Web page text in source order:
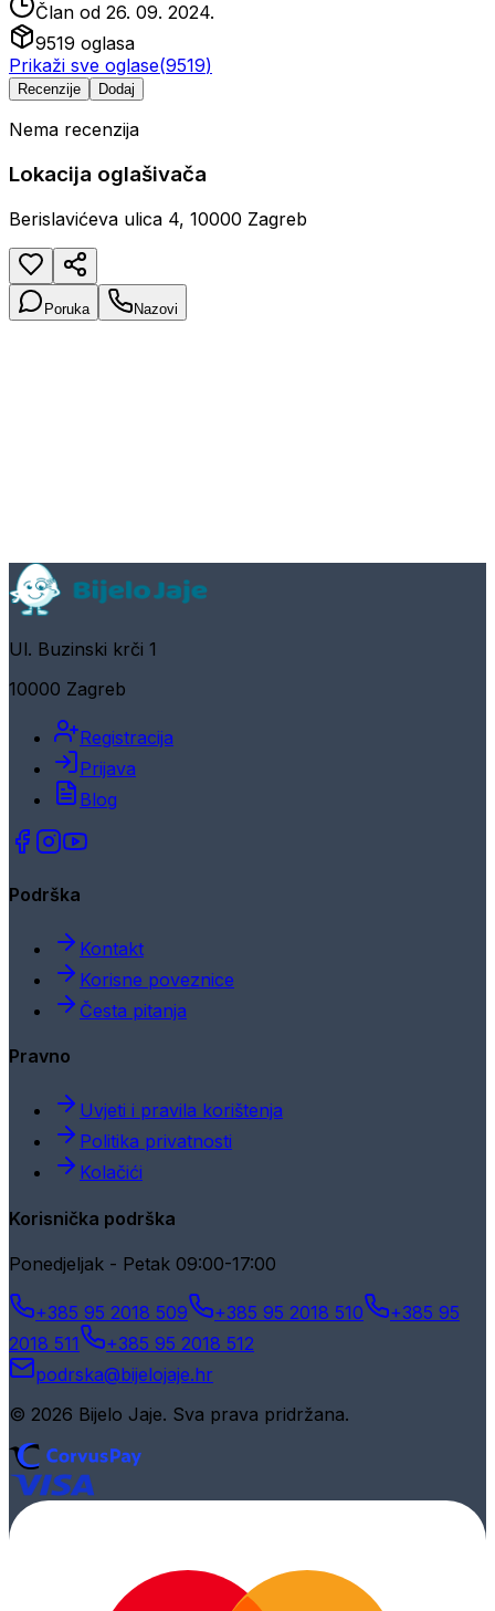
Član od 26. 09. 2024.
9519 oglasa
Prikaži sve oglase(9519)
Recenzije Dodaj
Nema recenzija
Lokacija oglašivača
Berislavićeva ulica 4, 10000 Zagreb
Poruka Nazovi
Ul. Buzinski krči 1
10000 Zagreb
Registracija
Prijava
Blog
Podrška
Kontakt
Korisne poveznice
Česta pitanja
Pravno
Uvjeti i pravila korištenja
Politika privatnosti
Kolačići
Korisnička podrška
Ponedjeljak - Petak 09:00-17:00
+385 95 2018 509 +385 95 2018 510
+385 95
2018 511
+385 95 2018 512
podrska@bijelojaje.hr
© 2026 Bijelo Jaje. Sva prava pridržana.